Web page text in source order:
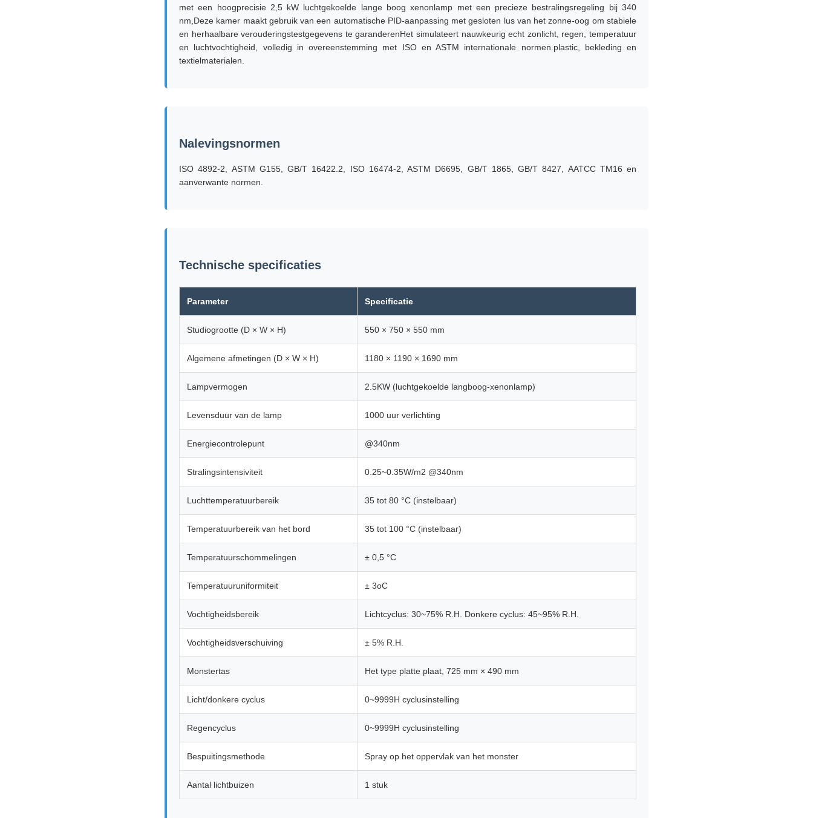
met een hoogprecisie 2,5 kW luchtgekoelde lange boog xenonlamp met een precieze bestralingsregeling bij 340
nm,Deze kamer maakt gebruik van een automatische PID-aanpassing met gesloten lus van het zonne-oog om stabiele
en herhaalbare verouderingstestgegevens te garanderenHet simulateert nauwkeurig echt zonlicht, regen, temperatuur
en luchtvochtigheid, volledig in overeenstemming met ISO en ASTM internationale normen.plastic, bekleding en
textielmaterialen.
Nalevingsnormen
ISO 4892-2, ASTM G155, GB/T 16422.2, ISO 16474-2, ASTM D6695, GB/T 1865, GB/T 8427, AATCC TM16 en
aanverwante normen.
Technische specificaties
Parameter Specificatie
Studiogrootte (D × W × H) 550 × 750 × 550 mm
Algemene afmetingen (D × W × H) 1180 × 1190 × 1690 mm
Lampvermogen 2.5KW (luchtgekoelde langboog-xenonlamp)
Levensduur van de lamp 1000 uur verlichting
Energiecontrolepunt @340nm
Stralingsintensiviteit 0.25~0.35W/m2 @340nm
Luchttemperatuurbereik 35 tot 80 °C (instelbaar)
Temperatuurbereik van het bord 35 tot 100 °C (instelbaar)
Temperatuurschommelingen ± 0,5 °C
Temperatuuruniformiteit ± 3oC
Vochtigheidsbereik Lichtcyclus: 30~75% R.H. Donkere cyclus: 45~95% R.H.
Vochtigheidsverschuiving ± 5% R.H.
Monstertas Het type platte plaat, 725 mm × 490 mm
Licht/donkere cyclus 0~9999H cyclusinstelling
Regencyclus 0~9999H cyclusinstelling
Bespuitingsmethode Spray op het oppervlak van het monster
Aantal lichtbuizen 1 stuk